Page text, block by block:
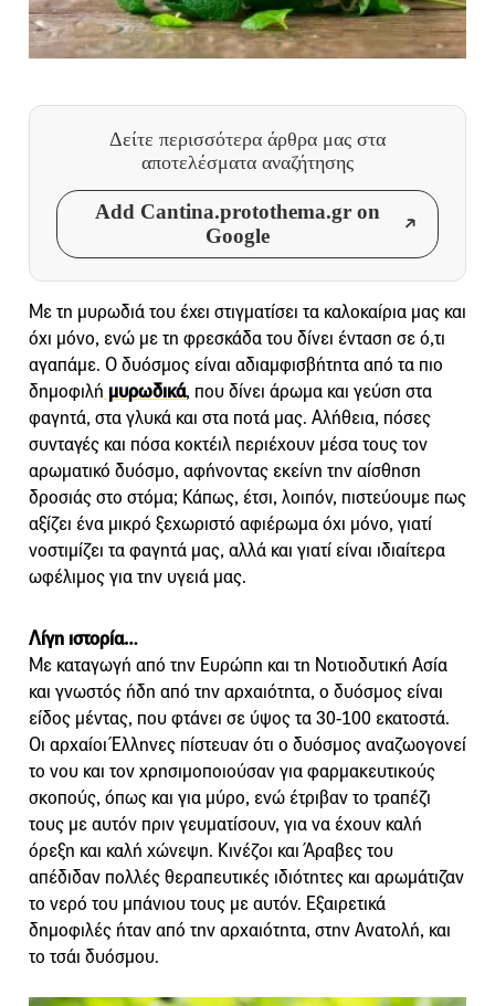
Δείτε περισσότερα άρθρα μας στα
αποτελέσματα αναζήτησης
Add Cantina.protothema.gr on
Google
Με τη μυρωδιά του έχει στιγματίσει τα καλοκαίρια μας και
όχι μόνο, ενώ με τη φρεσκάδα του δίνει ένταση σε ό,τι
αγαπάμε. O δυόσμος είναι αδιαμφισβήτητα από τα πιο
δημοφιλή μυρωδικά, που δίνει άρωμα και γεύση στα
φαγητά, στα γλυκά και στα ποτά μας. Αλήθεια, πόσες
συνταγές και πόσα κοκτέιλ περιέχουν μέσα τους τον
αρωματικό δυόσμο, αφήνοντας εκείνη την αίσθηση
δροσιάς στο στόμα; Κάπως, έτσι, λοιπόν, πιστεύουμε πως
αξίζει ένα μικρό ξεχωριστό αφιέρωμα όχι μόνο, γιατί
νοστιμίζει τα φαγητά μας, αλλά και γιατί είναι ιδιαίτερα
ωφέλιμος για την υγειά μας.
Λίγη ιστορία…
Με καταγωγή από την Ευρώπη και τη Νοτιοδυτική Ασία
και γνωστός ήδη από την αρχαιότητα, ο δυόσμος είναι
είδος μέντας, που φτάνει σε ύψος τα 30-100 εκατοστά.
Οι αρχαίοι Έλληνες πίστευαν ότι ο δυόσμος αναζωογονεί
το νου και τον χρησιμοποιούσαν για φαρμακευτικούς
σκοπούς, όπως και για μύρο, ενώ έτριβαν το τραπέζι
τους με αυτόν πριν γευματίσουν, για να έχουν καλή
όρεξη και καλή χώνεψη. Κινέζοι και Άραβες του
απέδιδαν πολλές θεραπευτικές ιδιότητες και αρωμάτιζαν
το νερό του μπάνιου τους με αυτόν. Εξαιρετικά
δημοφιλές ήταν από την αρχαιότητα, στην Ανατολή, και
το τσάι δυόσμου.